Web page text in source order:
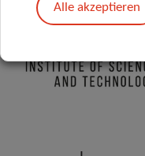
Alle akzeptieren